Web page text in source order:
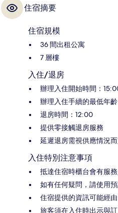
住宿摘要
住宿規模
36 間出租公寓
7 層樓
入住/退房
辦理入住開始時間：
辦理入住手續的最低年
退房時間：12:00
提供零接觸退房服務
延遲退房需視供應情況
入住特別注意事項
抵達住宿時櫃台會有服
如有任何疑問，請使用
住宿提供的資訊可能經
旅客須在入住時出示與